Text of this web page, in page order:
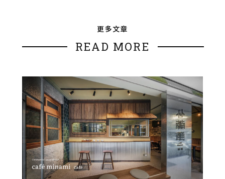
更多文章
READ MORE